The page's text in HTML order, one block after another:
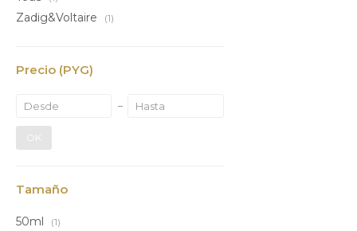
Zadig&Voltaire (1)
Precio (PYG)
OK
Tamaño
50ml (1)